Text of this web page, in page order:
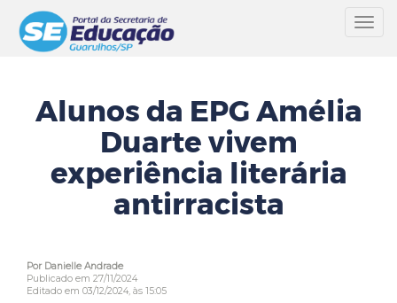
Alunos da EPG Amélia
Duarte vivem
experiência literária
antirracista
Por Danielle Andrade
Publicado em 27/11/2024
Editado em 03/12/2024, às 15:05